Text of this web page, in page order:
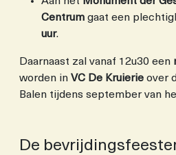
Centrum gaat een
uur.
Daarnaast zal vanaf 12u30 een
worden in VC De Kruierie over
Balen tijdens september van
De